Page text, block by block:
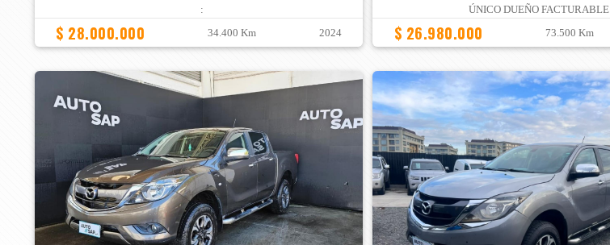
:
$ 28.000.000 34.400 Km 2024
ÚNICO DUEÑO FACTURABLE
$ 26.980.000 73.500 Km